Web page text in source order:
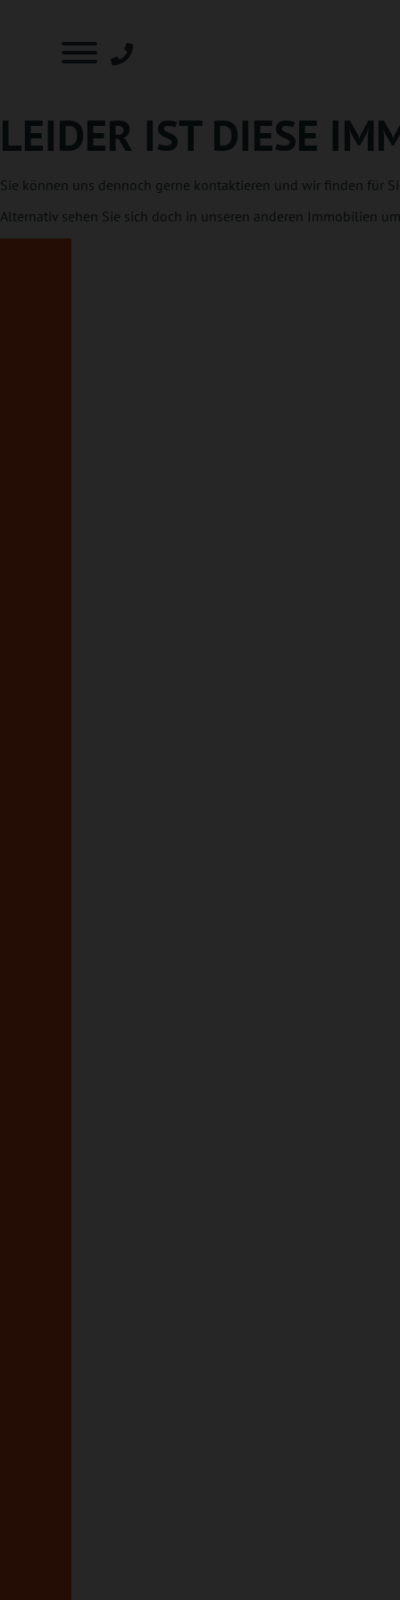
LEIDER IST DIESE
Sie können uns dennoch gerne kontaktieren und wir finden für
Alternativ sehen Sie sich doch in unseren anderen Immobilien